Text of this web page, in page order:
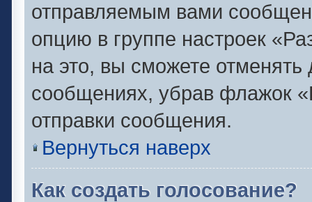
отправляемым вами
опцию в группе настроек
на это, вы сможете
сообщениях, убрав флажок
отправки сообщения.
Вернуться наверх
Как создать голосование?